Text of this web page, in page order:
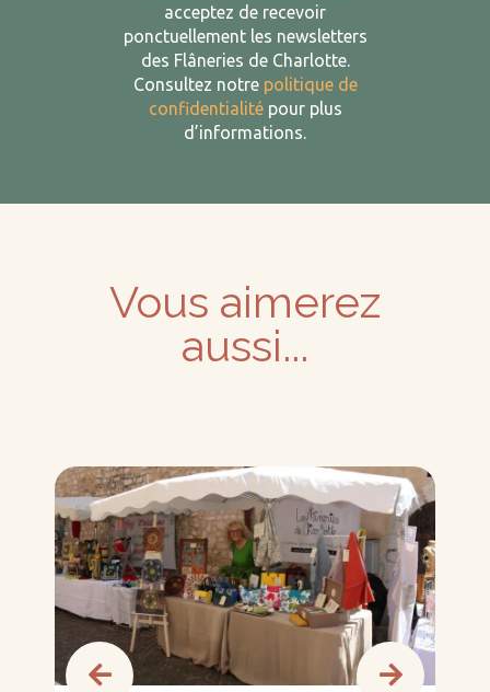
acceptez de recevoir
ponctuellement les newsletters
des Flâneries de Charlotte.
Consultez notre politique de
confidentialitépour plus
d’informations.
Vous aimerez
aussi...